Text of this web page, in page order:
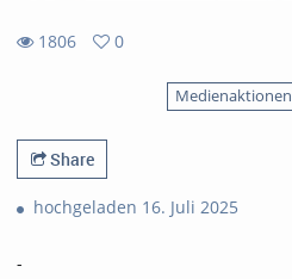
1806
0
Medienaktionen
Share
hochgeladen 16. Juli 2025
-